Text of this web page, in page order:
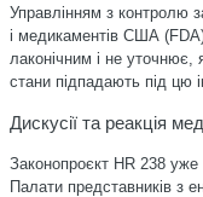
Управлінням з контролю
і медикаментів США
лаконічним і не уточнює,
стани підпадають під цю
Дискусії та реакція
Законопроєкт HR 238 уже
Палати представників з